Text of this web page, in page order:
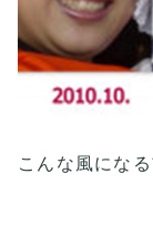
こんな風にな